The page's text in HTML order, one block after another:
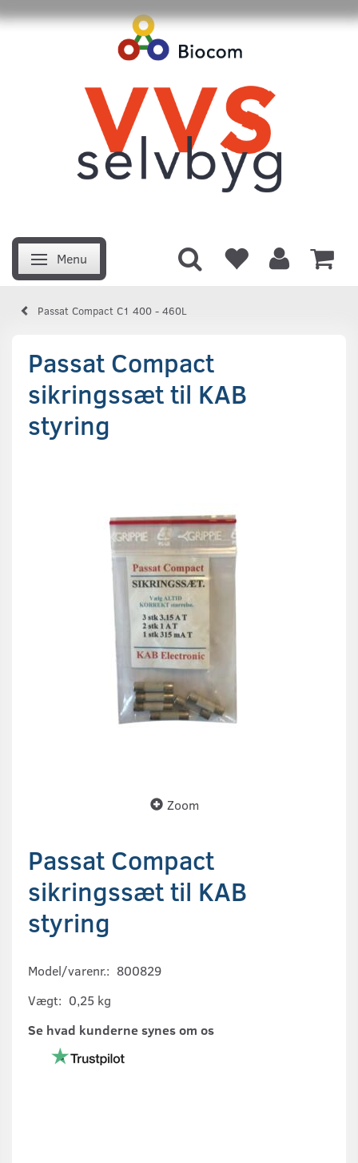
Skifte navigation
Menu
Passat Compact C1 400 - 460L
Passat Compact
sikringssæt til KAB
styring
Zoom
Passat Compact
sikringssæt til KAB
styring
Model/varenr.: 800829
Vægt: 0,25 kg
Se hvad kunderne synes om os